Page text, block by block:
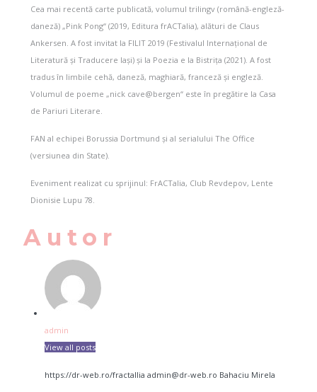
Cea mai recentă carte publicată, volumul trilingv (română-engleză-
daneză) „Pink Pong“ (2019, Editura frACTalia), alături de Claus
Ankersen. A fost invitat la FILIT 2019 (Festivalul Internațional de
Literatură și Traducere Iași) și la Poezia e la Bistrița (2021). A fost
tradus în limbile cehă, daneză, maghiară, franceză și engleză.
Volumul de poeme „nick cave@bergen“ este în pregătire la Casa
de Pariuri Literare.
FAN al echipei Borussia Dortmund și al serialului The Office
(versiunea din State).
Eveniment realizat cu sprijinul: FrACTalia, Club Revdepov, Lente
Dionisie Lupu 78.
Autor
admin
View all posts
https://dr-web.ro/fractallia admin@dr-web.ro Bahaciu Mirela